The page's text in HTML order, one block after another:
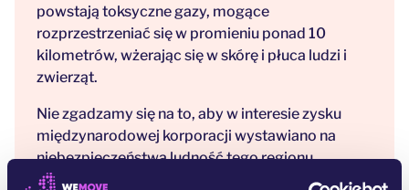
powstają toksyczne gazy, mogące
rozprzestrzeniać się w promieniu ponad 10
kilometrów, wżerając się w skórę i płuca ludzi i
zwierząt.
Nie zgadzamy się na to, aby w interesie zysku
międzynarodowej korporacji wystawiano na
niebezpieczeństwa ludność tego regionu.
Korporacja Rio Tinto obiecała stworzenie 700